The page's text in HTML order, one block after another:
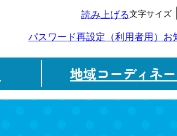
読み上げる文字サイズ
パスワード再設定（利用者用） お
地域コーディネ